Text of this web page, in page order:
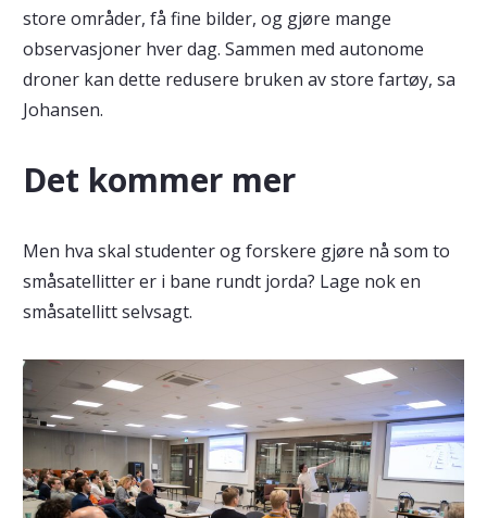
store områder, få fine bilder, og gjøre mange
observasjoner hver dag. Sammen med autonome
droner kan dette redusere bruken av store fartøy, sa
Johansen.
Det kommer mer
Men hva skal studenter og forskere gjøre nå som to
småsatellitter er i bane rundt jorda? Lage nok en
småsatellitt selvsagt.